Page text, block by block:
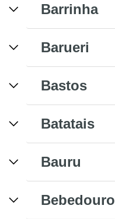
Barrinha
Barueri
Bastos
Batatais
Bauru
Bebedouro